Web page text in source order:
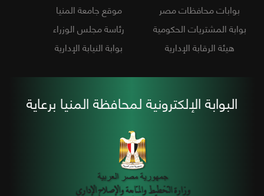
بوابات محافظات مصر
موقع جامعة المنيا
بوابة المشتريات الحكومية
رئاسة مجلس الوزراء
هيئة الرقابة الإدارية
بوابة النيابة الإدارية
البوابة الإلكترونية لمحافظة المنيا برعاية